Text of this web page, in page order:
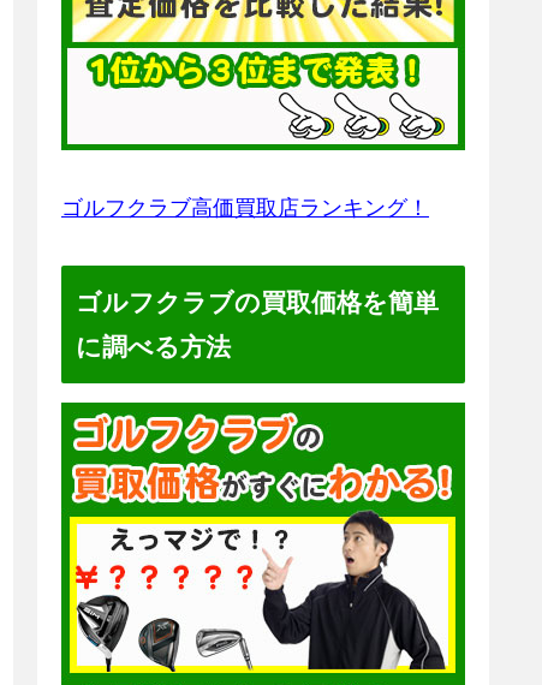
ゴルフクラブ高価買取店ランキング！
ゴルフクラブの買取価格を簡単
に調べる方法